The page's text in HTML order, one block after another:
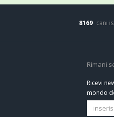
8169 cani
Rimani
Ricevi
mondo